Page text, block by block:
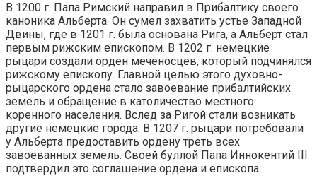
В 1200 г. Папа Римский направил в Прибалтику своего
каноника Альберта. Он сумел захватить устье Западной
Двины, где в 1201 г. была основана Рига, а Альберт стал
первым рижским епископом. В 1202 г. немецкие
рыцари создали орден меченосцев, который подчинялся
рижскому епископу. Главной целью этого духовно-
рыцарского ордена стало завоевание прибалтийских
земель и обращение в католичество местного
коренного населения. Вслед за Ригой стали возникать
другие немецкие города. В 1207 г. рыцари потребовали
у Альберта предоставить ордену треть всех
завоеванных земель. Своей буллой Папа Иннокентий III
подтвердил это соглашение ордена и епископа.